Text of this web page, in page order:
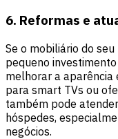
6. Reformas e
Se o mobiliário do
pequeno
melhorar a aparência
para smart TVs ou
também pode
hóspedes,
negócios.